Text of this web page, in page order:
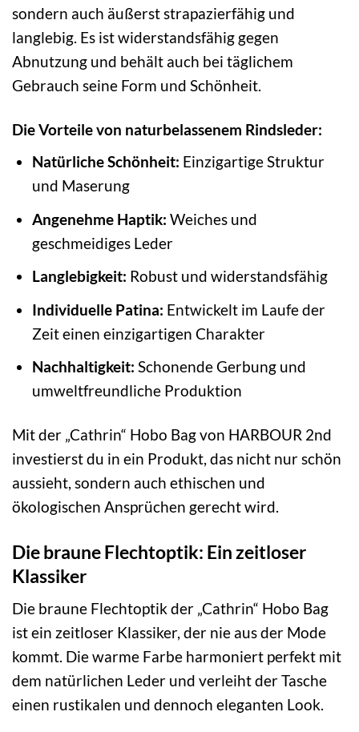
sondern auch äußerst strapazierfähig und
langlebig. Es ist widerstandsfähig gegen
Abnutzung und behält auch bei täglichem
Gebrauch seine Form und Schönheit.
Die Vorteile von naturbelassenem Rindsleder:
Natürliche Schönheit: Einzigartige Struktur
und Maserung
Angenehme Haptik: Weiches und
geschmeidiges Leder
Langlebigkeit: Robust und widerstandsfähig
Individuelle Patina: Entwickelt im Laufe der
Zeit einen einzigartigen Charakter
Nachhaltigkeit: Schonende Gerbung und
umweltfreundliche Produktion
Mit der „Cathrin“ Hobo Bag von HARBOUR 2nd
investierst du in ein Produkt, das nicht nur schön
aussieht, sondern auch ethischen und
ökologischen Ansprüchen gerecht wird.
Die braune Flechtoptik: Ein zeitloser
Klassiker
Die braune Flechtoptik der „Cathrin“ Hobo Bag
ist ein zeitloser Klassiker, der nie aus der Mode
kommt. Die warme Farbe harmoniert perfekt mit
dem natürlichen Leder und verleiht der Tasche
einen rustikalen und dennoch eleganten Look.